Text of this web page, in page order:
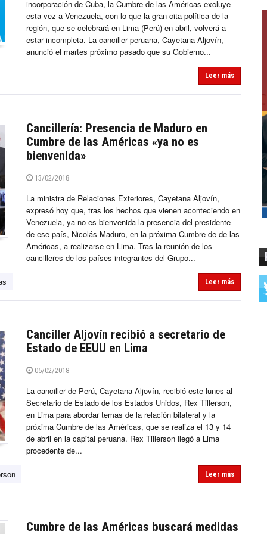
incorporación de Cuba, la Cumbre de las Américas excluye
esta vez a Venezuela, con lo que la gran cita política de la
región, que se celebrará en Lima (Perú) en abril, volverá a
estar incompleta. La canciller peruana, Cayetana Aljovín,
anunció el martes próximo pasado que su Gobierno...
Leer más
Cancillería: Presencia de Maduro en
Cumbre de las Américas «ya no es
bienvenida»
13/02/2018
La ministra de Relaciones Exteriores, Cayetana Aljovín,
expresó hoy que, tras los hechos que vienen aconteciendo en
Venezuela, ya no es bienvenida la presencia del presidente
de ese país, Nicolás Maduro, en la próxima Cumbre de de las
Américas, a realizarse en Lima. Tras la reunión de los
cancilleres de los países integrantes del Grupo...
Leer más
Canciller Aljovín recibió a secretario de
Estado de EEUU en Lima
05/02/2018
La canciller de Perú, Cayetana Aljovín, recibió este lunes al
Secretario de Estado de los Estados Unidos, Rex Tillerson,
en Lima para abordar temas de la relación bilateral y la
próxima Cumbre de las Américas, que se realiza el 13 y 14
de abril en la capital peruana. Rex Tillerson llegó a Lima
procedente de...
Leer más
Cumbre de las Américas buscará medidas